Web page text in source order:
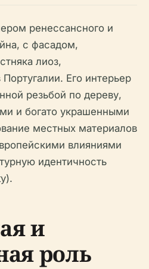
ренессансного и
с фасадом,
лиоз,
Его интерьер
резьбой по дереву,
и богато украшенными
местных материалов
влияниями
идентичность
и
роль